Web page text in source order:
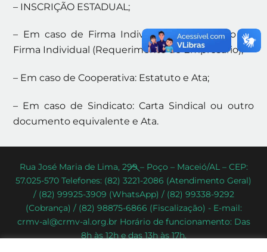
– INSCRIÇÃO ESTADUAL;
– Em caso de Firma Individual: a Declaração de
Firma Individual (Requerimento de Empresário);
– Em caso de Cooperativa: Estatuto e Ata;
– Em caso de Sindicato: Carta Sindical ou outro
documento equivalente e Ata.
Back
To
Top
Rua José Maria de Lima, 299 – Poço – Maceió/AL – CEP:
57.025-570 Telefones: (82) 3221-2086 (Atendimento Geral)
/ (82) 99925-3909 (WhatsApp) / (82) 99338-9292
(Cobrança) / (82) 98875-6866 (Fiscalização) - E-mail:
crmv-al@crmv-al.org.br Horário de funcionamento: Das
8h às 12h e das 13h às 17h.